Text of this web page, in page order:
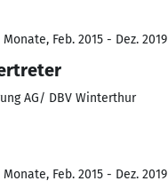
Feb. 2015 - Dez. 2019
AG/ DBV Winterthur
Feb. 2015 - Dez. 2019